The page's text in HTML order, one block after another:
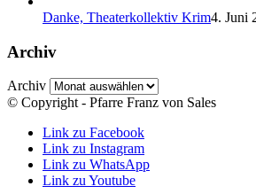
Danke, Theaterkollektiv Krim4. Juni
Archiv
Archiv
© Copyright - Pfarre Franz von Sales
Link zu Facebook
Link zu Instagram
Link zu WhatsApp
Link zu Youtube